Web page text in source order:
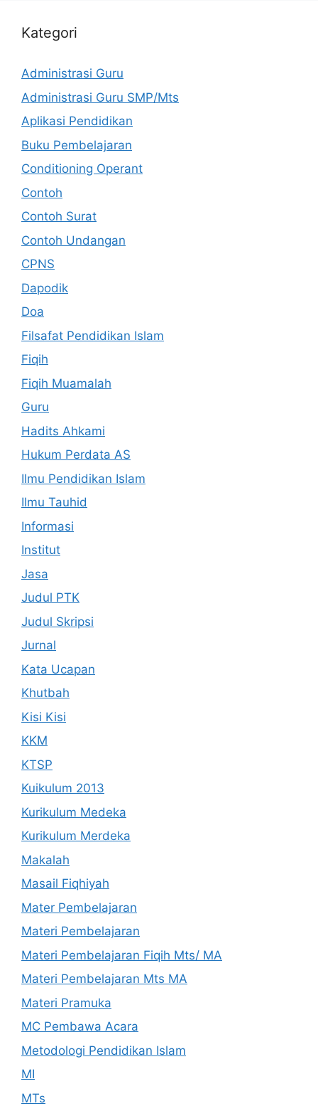
Kategori
Administrasi Guru
Administrasi Guru SMP/Mts
Aplikasi Pendidikan
Buku Pembelajaran
Conditioning Operant
Contoh
Contoh Surat
Contoh Undangan
CPNS
Dapodik
Doa
Filsafat Pendidikan Islam
Fiqih
Fiqih Muamalah
Guru
Hadits Ahkami
Hukum Perdata AS
Ilmu Pendidikan Islam
Ilmu Tauhid
Informasi
Institut
Jasa
Judul PTK
Judul Skripsi
Jurnal
Kata Ucapan
Khutbah
Kisi Kisi
KKM
KTSP
Kuikulum 2013
Kurikulum Medeka
Kurikulum Merdeka
Makalah
Masail Fiqhiyah
Mater Pembelajaran
Materi Pembelajaran
Materi Pembelajaran Fiqih Mts/ MA
Materi Pembelajaran Mts MA
Materi Pramuka
MC Pembawa Acara
Metodologi Pendidikan Islam
MI
MTs